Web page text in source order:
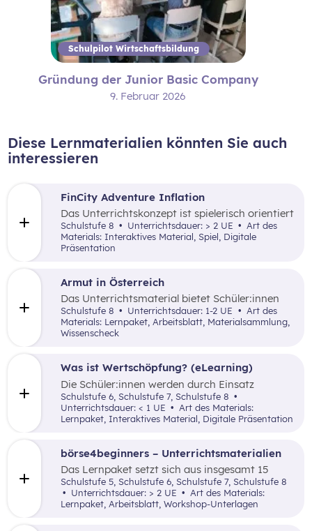
Schulpilot Wirtschaftsbildung
Gründung der Junior Basic Company
9. Februar 2026
Diese Lernmaterialien könnten Sie auch
interessieren
FinCity Adventure Inflation
Das Unterrichtskonzept ist spielerisch orientiert
und vermittelt den Schüler:innen wichtiges
Grundlagenwissen zur Inflation und wie sich
diese im alltäglichen Leben zeigt.
Schulstufe 8 Unterrichtsdauer: > 2 UE
Materials: Interaktives Material, Spiel, Digitale
Präsentation
Armut in Österreich
Das Unterrichtsmaterial bietet Schüler:innen
mithilfe unterschiedlicher didaktischer
Elemente einen inhaltlich umfangreichen
Überblick zur Armutsgefährdung in Österreich,
von Armut und Ausgrenzung betroffenen
Schulstufe 8 Unterrichtsdauer: 1-2 UE
Art des
Materials: Lernpaket, Arbeitsblatt, Materialsammlung,
Wissenscheck
Was ist Wertschöpfung? (eLearning)
Die Schüler:innen werden durch Einsatz
verschiedener inaktiver didaktischer Elemente
mit dem Begriff der Wertschöpfung(-kette)
anhand einfach nachvollziehbarer Beispiele
vertraut gemacht.
Schulstufe 6, Schulstufe 7, Schulstufe 8
Unterrichtsdauer: < 1 UE
Lernpaket, Interaktives Material, Digitale Präsentation
börse4beginners – Unterrichtsmaterialien
Das Lernpaket setzt sich aus insgesamt 15
Arbeitsaufträgen zusammen, welche den
Schüler:innen auf kreative, spielerische sowie
angewandte Art und Weise Grundlagenwissen
Schulstufe 5, Schulstufe 6, Schulstufe 7, Schulstufe 8
Unterrichtsdauer: > 2 UE
Lernpaket, Arbeitsblatt, Workshop-Unterlagen